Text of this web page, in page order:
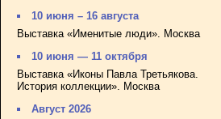
10 июня – 16 августа
Выставка «Именитые люди». Москва
10 июня — 11 октября
Выставка «Иконы Павла Третьякова.
История коллекции». Москва
Август 2026